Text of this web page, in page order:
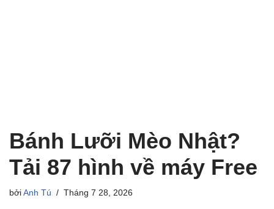
Bánh Lưỡi Mèo Nhật?
Tải 87 hình về máy Free
bởi Anh Tú Tháng 7 28, 2026